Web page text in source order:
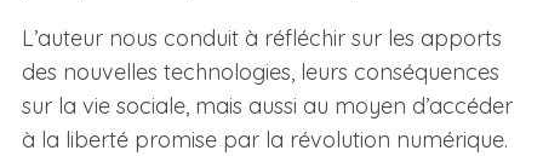
L’auteur nous conduit à réfléchir sur les apports
des nouvelles technologies, leurs conséquences
sur la vie sociale, mais aussi au moyen d’accéder
à la liberté promise par la révolution numérique.